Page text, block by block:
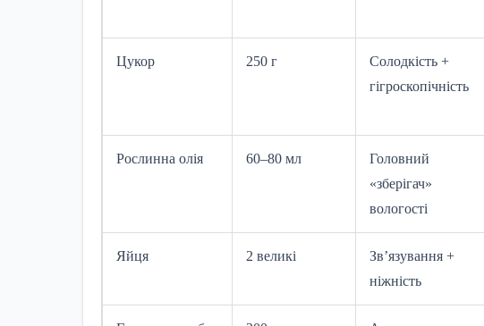
Цукор 250 г
Солодкість +
гігроскопічність
Рослинна олія 60–80 мл
Головний
«зберігач»
вологості
Яйця 2 великі
Зв’язування +
ніжність